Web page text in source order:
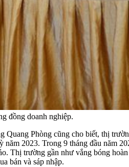
đồng doanh nghiệp.
Phòng cũng cho biết, thị
2023. Trong 9 tháng đầu năm
Thị trường gần như vắng bóng
bán và sáp nhập.